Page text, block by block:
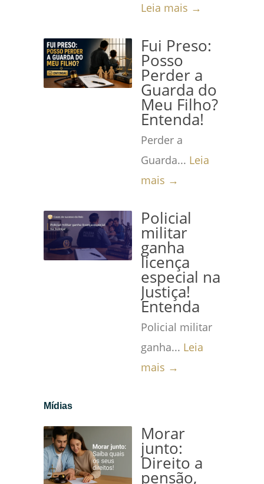
Leia mais →
Fui Preso:
Posso
Perder a
Guarda do
Meu Filho?
Entenda!
Perder a
Guarda... Leia
mais →
Policial
militar
ganha
licença
especial na
Justiça!
Entenda
Policial militar
ganha... Leia
mais →
Mídias
Morar
junto:
Direito a
pensão,